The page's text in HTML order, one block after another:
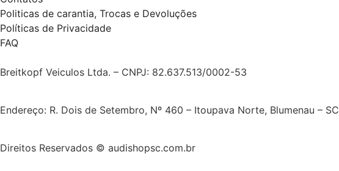
Politicas de carantia, Trocas e Devoluções
Políticas de Privacidade
FAQ
Breitkopf Veiculos Ltda. – CNPJ: 82.637.513/0002-53
Endereço: R. Dois de Setembro, Nº 460 – Itoupava Norte, Blumenau – SC
Direitos Reservados © audishopsc.com.br